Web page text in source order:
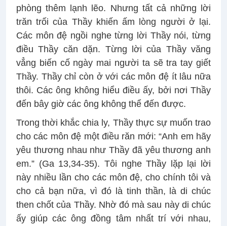
phòng thêm lạnh lẽo. Nhưng tất cả những lời
trăn trối của Thầy khiến ấm lòng người ở lại.
Các môn đệ ngồi nghe từng lời Thầy nói, từng
điều Thầy căn dặn. Từng lời của Thầy văng
vẳng biến cố ngày mai người ta sẽ tra tay giết
Thầy. Thầy chỉ còn ở với các môn đệ ít lâu nữa
thôi. Các ông không hiểu điều ấy, bởi nơi Thầy
đến bây giờ các ông không thể đến được.
Trong thời khắc chia ly, Thầy thực sự muốn trao
cho các môn đệ một điều răn mới: “Anh em hãy
yêu thương nhau như Thầy đã yêu thương anh
em.” (Ga 13,34-35). Tôi nghe Thầy lặp lại lời
này nhiều lần cho các môn đệ, cho chính tôi và
cho cả bạn nữa, vì đó là tinh thần, là di chúc
then chốt của Thầy. Nhờ đó mà sau này di chúc
ấy giúp các ông đồng tâm nhất trí với nhau,